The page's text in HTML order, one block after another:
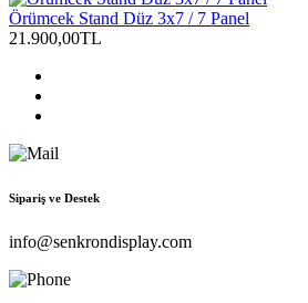
Örümcek Stand Düz 3x7 / 7 Panel
21.900,00TL
Sipariş ve Destek
info@senkrondisplay.com